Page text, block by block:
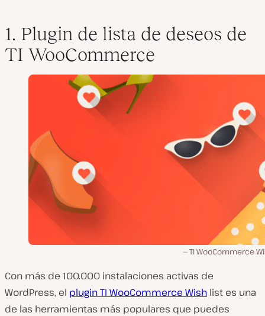
1. Plugin de lista de deseos de
TI WooCommerce
TI WooCommerce
Con más de 100.000 instalaciones activas de
WordPress, el plugin TI WooCommerce Wish list es una
de las herramientas más populares que puedes